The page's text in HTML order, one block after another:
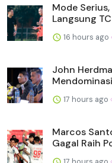
Mode
Langsung
16 hours ago
John
17 hours ago
Marcos
Gagal Raih